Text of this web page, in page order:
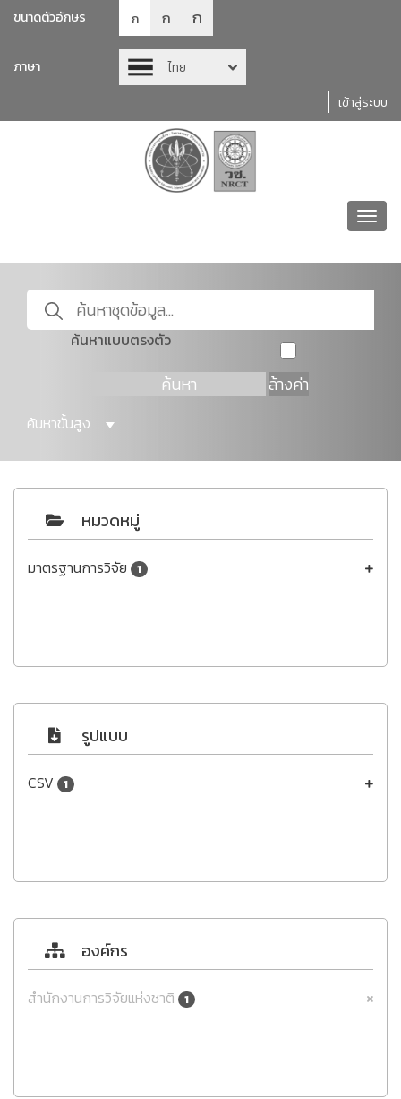
ขนาดตัวอักษร ก ก ก
ภาษา
ไทย
เข้าสู่ระบบ
ค้นหาแบบตรงตัว
ค้นหา ล้างค่า
ค้นหาขั้นสูง
หมวดหมู่
มาตรฐานการวิจัย 1
รูปแบบ
CSV 1
องค์กร
สำนักงานการวิจัยแห่งชาติ 1